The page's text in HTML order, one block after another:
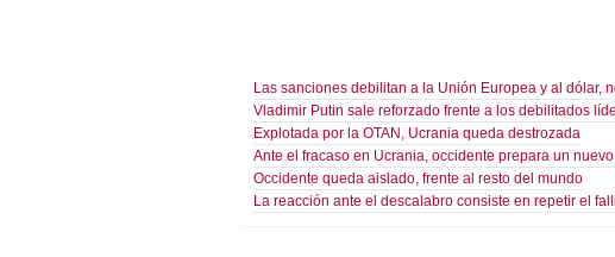
Las sanciones debilitan a la Unión Europea y al dólar,
Vladimir Putin sale reforzado frente a los debilitados
Explotada por la OTAN, Ucrania queda destrozada
Ante el fracaso en Ucrania, occidente prepara un
Occidente queda aislado, frente al resto del mundo
La reacción ante el descalabro consiste en repetir el